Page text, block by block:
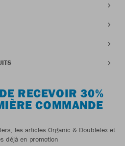
RECEVOIR 30%
COMMANDE
les articles Organic & Doubletex et
déjà en promotion